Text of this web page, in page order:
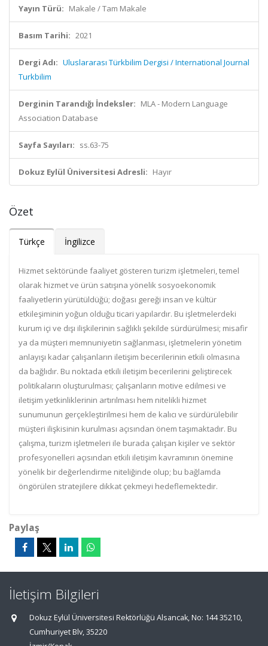
Yayın Türü: Makale / Tam Makale
Basım Tarihi: 2021
Dergi Adı: Uluslararası Türkbilim Dergisi / International Journal
Turkbilim
Derginin Tarandığı İndeksler: MLA - Modern Language
Association Database
Sayfa Sayıları: ss.63-75
Dokuz Eylül Üniversitesi Adresli: Hayır
Özet
Türkçe İngilizce
Hizmet sektöründe faaliyet gösteren turizm işletmeleri, temel
olarak hizmet ve ürün satışına yönelik sosyoekonomik
faaliyetlerin yürütüldüğü; doğası gereği insan ve kültür
etkileşiminin yoğun olduğu ticari yapılardır. Bu işletmelerdeki
kurum içi ve dışı ilişkilerinin sağlıklı şekilde sürdürülmesi; misafir
ya da müşteri memnuniyetin sağlanması, işletmelerin yönetim
anlayışı kadar çalışanların iletişim becerilerinin etkili olmasına
da bağlıdır. Bu noktada etkili iletişim becerilerini geliştirecek
politikaların oluşturulması; çalışanların motive edilmesi ve
iletişim yetkinliklerinin artırılması hem nitelikli hizmet
sunumunun gerçekleştirilmesi hem de kalıcı ve sürdürülebilir
müşteri ilişkisinin kurulması açısından önem taşımaktadır. Bu
çalışma, turizm işletmeleri ile burada çalışan kişiler ve sektör
profesyonelleri açısından etkili iletişim kavramının önemine
yönelik bir değerlendirme niteliğinde olup; bu bağlamda
öngörülen stratejilere dikkat çekmeyi hedeflemektedir.
Paylaş
İletişim Bilgileri
Dokuz Eylül Üniversitesi Rektörlüğü Alsancak, No: 144 35210,
Cumhuriyet Blv, 35220